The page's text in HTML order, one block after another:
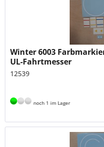
Winter 6003
UL-Fahrtmesser
12539
noch 1 im Lager